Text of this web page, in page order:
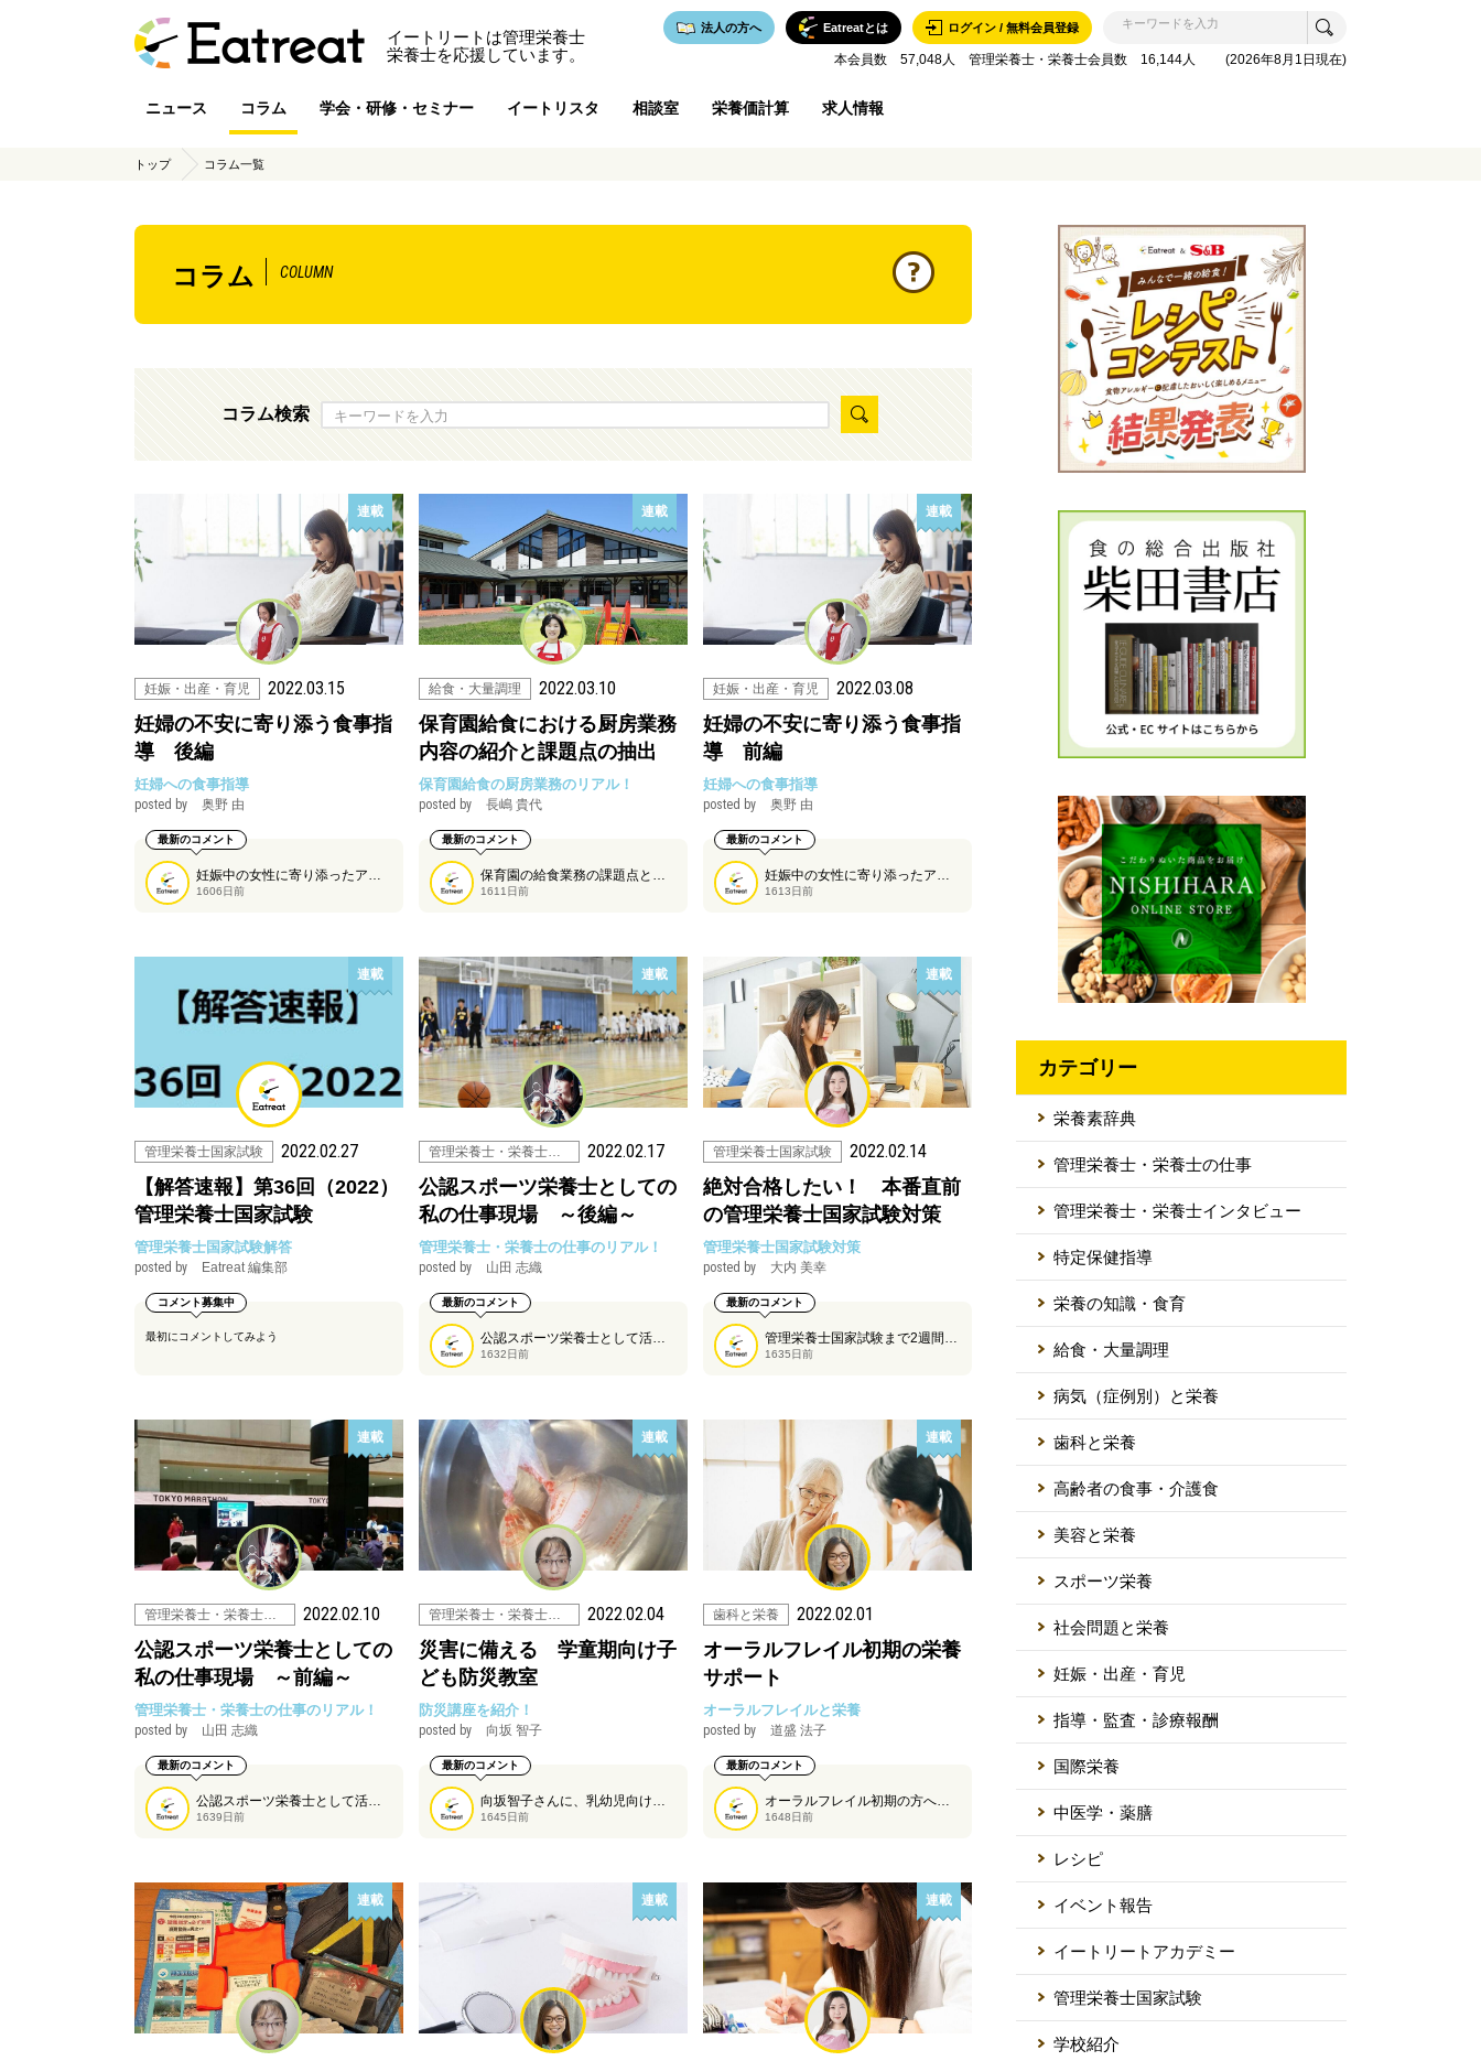
イートリートは管理栄養士
栄養士を応援しています。
ログイン / 無料会員登録
Eatreatとは
法人の方へ
本会員数 57,048人 管理栄養士・栄養士会員数 16,144人 (2026年8月1日現在)
ニュース コラム 学会・研修・セミナー イートリスタ 相談室 栄養価計算 求人情報
トップ コラム一覧
コラム COLUMN
コラム検索
連載
妊娠・出産・育児 2022.03.15
妊婦の不安に寄り添う食事指
導 後編
妊婦への食事指導
posted by 奥野 由
最新のコメント
妊娠中の女性に寄り添ったアドバイスのポイントを奥野由さんに紹介していただくコラムの後編です。今回は、事例別に食事指導のポイントを見ていきます。
1606日前
連載
給食・大量調理 2022.03.10
保育園給食における厨房業務
内容の紹介と課題点の抽出
保育園給食の厨房業務のリアル！
posted by 長嶋 貴代
最新のコメント
保育園の給食業務の課題点と課題との向き合い方、考え方、解決方法を長嶋貴代さんに2回にわたり解説していただきます。今回はその1回目です。
1611日前
連載
妊娠・出産・育児 2022.03.08
妊婦の不安に寄り添う食事指
導 前編
妊婦への食事指導
posted by 奥野 由
最新のコメント
妊娠中の女性に寄り添ったアドバイスのポイントを奥野由さんに前後編2回にわたって紹介していただきます。今回はその前編です。
1613日前
連載
管理栄養士国家試験 2022.02.27
【解答速報】第36回（2022）
管理栄養士国家試験
管理栄養士国家試験解答
posted by Eatreat 編集部
コメント募集中
最初にコメントしてみよう
連載
管理栄養士・栄養士の仕事 2022.02.17
公認スポーツ栄養士としての
私の仕事現場 ～後編～
管理栄養士・栄養士の仕事のリアル！
posted by 山田 志織
最新のコメント
公認スポーツ栄養士として活躍されている山田志織さんのお仕事現場の紹介、後編です！
1632日前
連載
管理栄養士国家試験 2022.02.14
絶対合格したい！ 本番直前
の管理栄養士国家試験対策
管理栄養士国家試験対策
posted by 大内 美幸
最新のコメント
管理栄養士国家試験まで2週間を切りましたね。大内美幸さんの管理栄養士国家試験対策コラム、3本目は本番直前の管理栄養士国家試験対策についてです。受験生の皆さんがんばってください！
1635日前
連載
管理栄養士・栄養士の仕事 2022.02.10
公認スポーツ栄養士としての
私の仕事現場 ～前編～
管理栄養士・栄養士の仕事のリアル！
posted by 山田 志織
最新のコメント
公認スポーツ栄養士として活躍されている山田志織さんに、仕事の現場について全２回で紹介していただきます。今回はその前半です。
1639日前
連載
管理栄養士・栄養士の仕事 2022.02.04
災害に備える 学童期向け子
ども防災教室
防災講座を紹介！
posted by 向坂 智子
最新のコメント
向坂智子さんに、乳幼児向け防災講座に続き、学童期向けの講座についてもご紹介いただきました。
1645日前
連載
歯科と栄養 2022.02.01
オーラルフレイル初期の栄養
サポート
オーラルフレイルと栄養
posted by 道盛 法子
最新のコメント
オーラルフレイル初期の方へ管理栄養士・栄養士としての関わり、サポートについて道盛法子さんに紹介いただきます。
1648日前
連載 連載 連載
カテゴリー
栄養素辞典
管理栄養士・栄養士の仕事
管理栄養士・栄養士インタビュー
特定保健指導
栄養の知識・食育
給食・大量調理
病気（症例別）と栄養
歯科と栄養
高齢者の食事・介護食
美容と栄養
スポーツ栄養
社会問題と栄養
妊娠・出産・育児
指導・監査・診療報酬
国際栄養
中医学・薬膳
レシピ
イベント報告
イートリートアカデミー
管理栄養士国家試験
学校紹介